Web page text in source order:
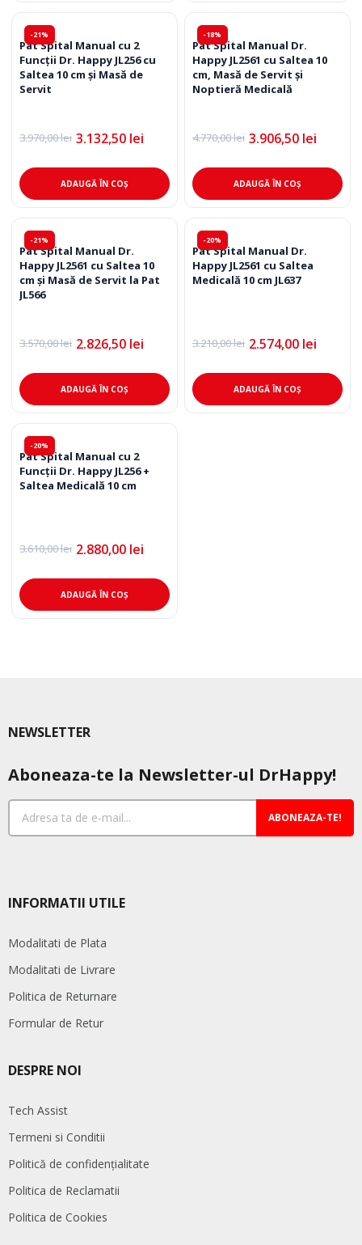
-21%
Pat Spital Manual cu 2
Funcții Dr. Happy JL256 cu
Saltea 10 cm și Masă de
Servit
3.970,00lei
Prețul
a
fost:
3.970,00 lei.
3.132,50 lei
Prețul
este:
3.132,50 lei.ADAUGĂ ÎN COȘ
-18%
Pat Spital Manual Dr.
Happy JL2561 cu Saltea 10
cm, Masă de Servit și
Noptieră Medicală
4.770,00lei
Prețul
a
fost:
4.770,00 lei.
3.906,50 lei
Prețul
este:
3.906,50 lei.ADAUGĂ ÎN COȘ
-21%
Pat Spital Manual Dr.
Happy JL2561 cu Saltea 10
cm și Masă de Servit la Pat
JL566
3.570,00lei
Prețul
a
fost:
3.570,00 lei.
2.826,50 lei
Prețul
este:
2.826,50 lei.ADAUGĂ ÎN COȘ
-20%
Pat Spital Manual Dr.
Happy JL2561 cu Saltea
Medicală 10 cm JL637
3.210,00lei
Prețul
a
fost:
3.210,00 lei.
2.574,00 lei
Prețul
este:
2.574,00 lei.ADAUGĂ ÎN COȘ
-20%
Pat Spital Manual cu 2
Funcții Dr. Happy JL256 +
Saltea Medicală 10 cm
3.610,00lei
Prețul
a
fost:
3.610,00 lei.
2.880,00 lei
Prețul
este:
2.880,00 lei.ADAUGĂ ÎN COȘ
NEWSLETTER
Aboneaza-te la Newsletter-ul DrHappy!
ABONEAZA-TE!
INFORMATII UTILE
Modalitati de Plata
Modalitati de Livrare
Politica de Returnare
Formular de Retur
DESPRE NOI
Tech Assist
Termeni si Conditii
Politică de confidențialitate
Politica de Reclamatii
Politica de Cookies